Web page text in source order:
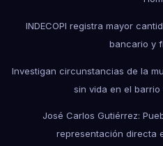
INDECOPI registra mayor
bancario y
Investigan circunstancias de la
sin vida en el
José Carlos Gutiérrez:
representación directa